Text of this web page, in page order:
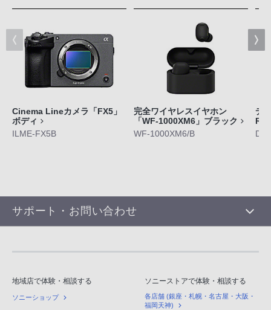
Cinema Lineカメラ「FX5」
ボディ
ILME-FX5B
完全ワイヤレスイヤホン
「WF-1000XM6」ブラック
WF-1000XM6/B
デ
サポート・お問い合わせ
地域店で体験・相談する
ソニーショップ
ソニーストアで体験・相談する
各店舗 (銀座・札幌・名古屋・大阪・
福岡天神)